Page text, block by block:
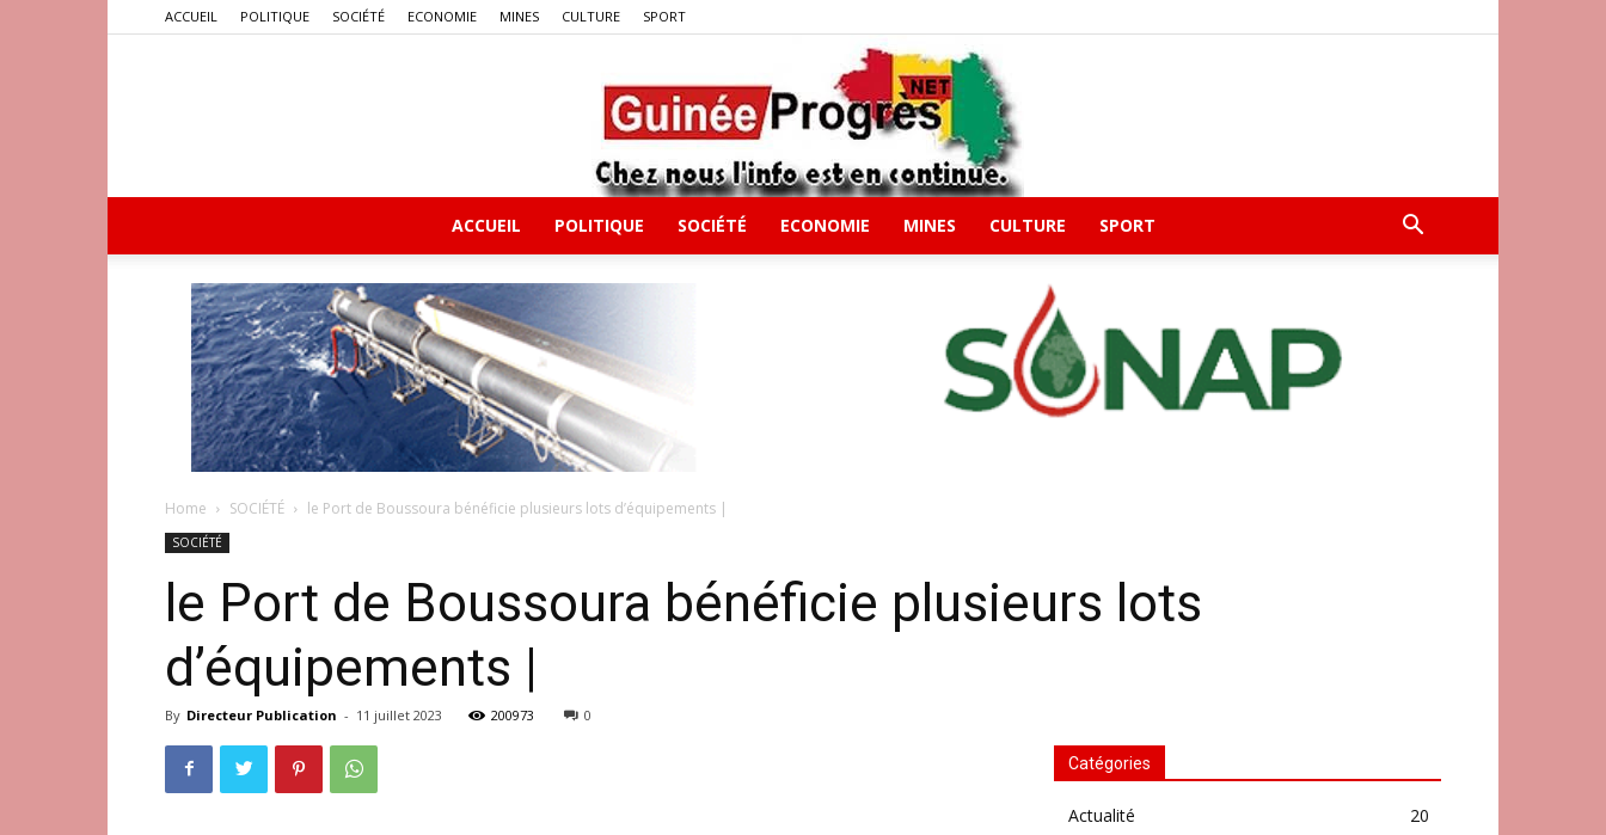
ACCUEIL POLITIQUE SOCIÉTÉ ECONOMIE MINES CULTURE SPORT
ACCUEIL POLITIQUE SOCIÉTÉ ECONOMIE MINES CULTURE SPORT
Home SOCIÉTÉ le Port de Boussoura bénéficie plusieurs lots d’équipements |
SOCIÉTÉ
le Port de Boussoura bénéficie plusieurs lots
d’équipements |
By Directeur Publication - 11 juillet 2023 200973 0
Catégories
Actualité
20